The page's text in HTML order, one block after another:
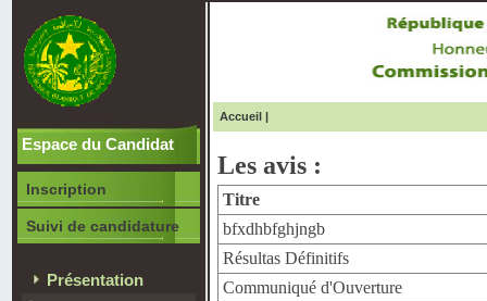
Espace du Candidat
Inscription
Suivi de candidature
Présentation
Accueil|
Les avis :
Titre
bfxdhbfghjngb
Résultas Définitifs
Communiqué d'Ouverture